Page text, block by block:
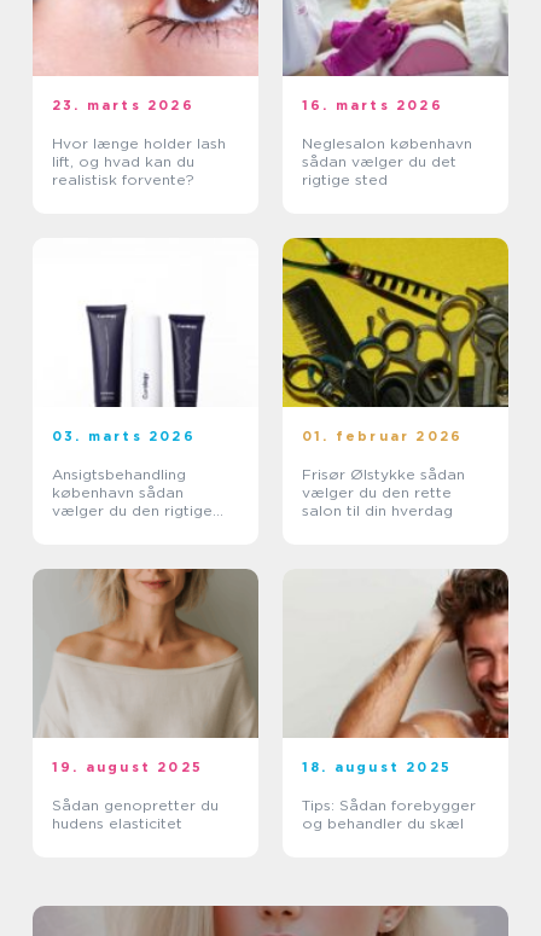
23. marts 2026
Hvor længe holder lash
lift, og hvad kan du
realistisk forvente?
16. marts 2026
Neglesalon københavn
sådan vælger du det
rigtige sted
03. marts 2026
Ansigtsbehandling
københavn sådan
vælger du den rigtige
01. februar 2026
Frisør Ølstykke sådan
vælger du den rette
salon til din hverdag
19. august 2025
Sådan genopretter du
hudens elasticitet
18. august 2025
Tips: Sådan forebygger
og behandler du skæl